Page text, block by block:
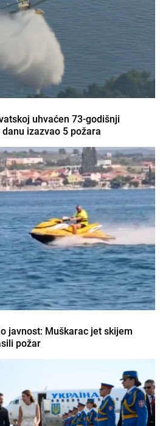
uhvaćen 73-godišnji
izazvao 5 požara
javnost: Muškarac jet skijem
požar